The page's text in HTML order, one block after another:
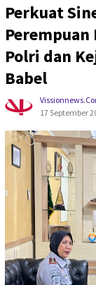
Perkuat
Polri dan
Babel
17 September